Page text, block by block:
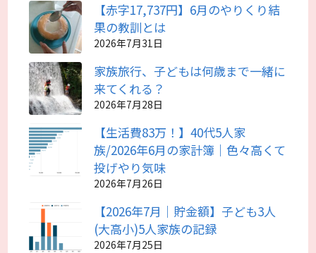
【赤字17,737円】6月のやりくり結
果の教訓とは
2026年7月31日
家族旅行、子どもは何歳まで一緒に
来てくれる？
2026年7月28日
【生活費83万！】40代5人家
族/2026年6月の家計簿｜色々高くて
投げやり気味
2026年7月26日
【2026年7月｜貯金額】子ども3人
(大高小)5人家族の記録
2026年7月25日